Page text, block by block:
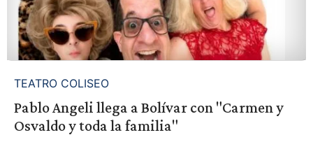
TEATRO COLISEO
Pablo Angeli llega a Bolívar con "Carmen y
Osvaldo y toda la familia"